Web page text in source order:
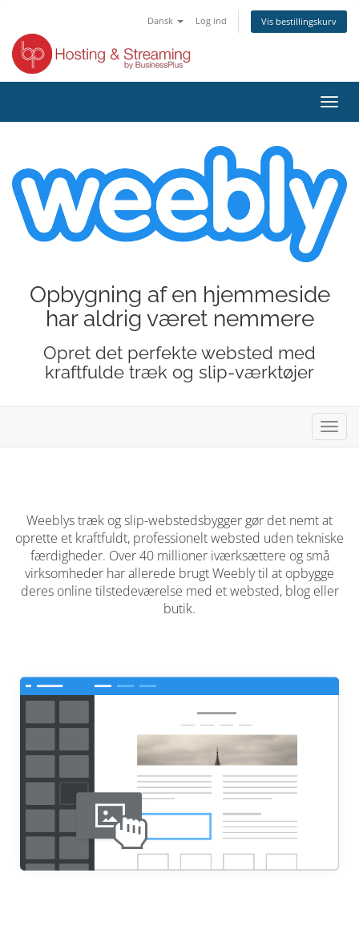
Dansk Log ind Vis bestillingskurv
Skift
Opbygning af en hjemmeside
har aldrig været nemmere
Opret det perfekte websted med
kraftfulde træk og slip-værktøjer
Skift
Weeblys træk og slip-webstedsbygger gør det nemt at
oprette et kraftfuldt, professionelt websted uden tekniske
færdigheder. Over 40 millioner iværksættere og små
virksomheder har allerede brugt Weebly til at opbygge
deres online tilstedeværelse med et websted, blog eller
butik.